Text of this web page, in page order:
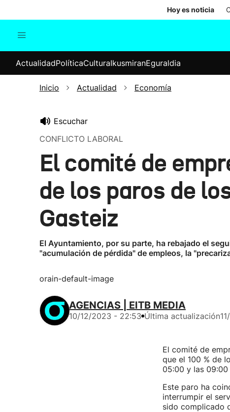
Hoy es noticia
Internacional
Elecciones
ActualidadPolíticaCulturaIkusmiranEguraldia
Inicio Actualidad Economía
Escuchar
CONFLICTO LABORAL
El comité de
de los paros de
Gasteiz
El Ayuntamiento, por su parte, ha rebajado el
"acumulación de pérdida" de empleos, la
orain-default-image
AGENCIAS | EITB MEDIA
10/12/2023 - 22:53 Última actualización
El comité de
que el 100 % de
05:00 y las 09:00
Este paro ha
interrumpir el
sido complicado